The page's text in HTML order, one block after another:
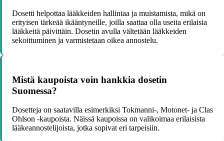
Dosetti helpottaa lääkkeiden hallintaa ja muistamista, mikä on
erityisen tärkeää ikääntyneille, joilla saattaa olla useita erilaisia
lääkkeitä päivittäin. Dosetin avulla vältetään lääkkeiden
sekoittuminen ja varmistetaan oikea annostelu.
Mistä kaupoista voin hankkia dosetin
Suomessa?
Dosetteja on saatavilla esimerkiksi Tokmanni-, Motonet- ja Clas
Ohlson -kaupoista. Näissä kaupoissa on valikoimaa erilaisista
lääkeannostelijoista, jotka sopivat eri tarpeisiin.